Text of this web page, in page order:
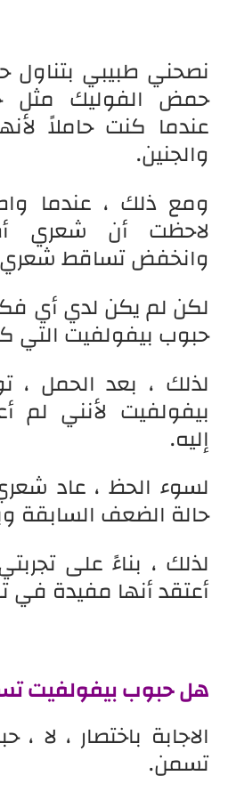
نصحني طبيبي بتناول
حمض الفوليك مثل
عندما كنت حاملاً
والجنين.
ومع ذلك ، عندما
لاحظت أن شعري
وانخفض تساقط شعري
لكن لم يكن لدي أي
حبوب بيفولفيت التي
لذلك ، بعد الحمل ،
بيفولفيت لأنني لم
إليه.
لسوء الحظ ، عاد
حالة الضعف السابقة
لذلك ، بناءً على
أعتقد أنها مفيدة في
هل حبوب بيفولفيت
الاجابة باختصار ، لا
تسمن.